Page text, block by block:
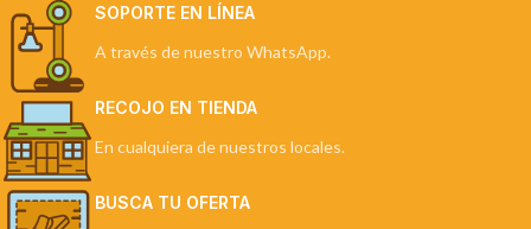
SOPORTE EN LÍNEA
A través de nuestro WhatsApp.
RECOJO EN TIENDA
En cualquiera de nuestros locales.
BUSCA TU OFERTA